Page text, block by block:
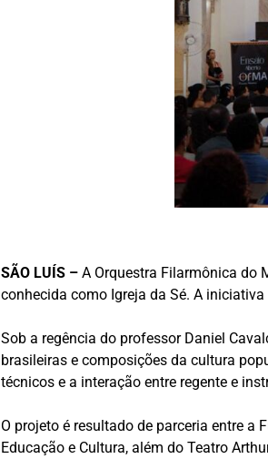
SÃO LUÍS –A Orquestra Filarmônica do
conhecida como Igreja da Sé. A
Sob a regência do professor Daniel
brasileiras e composições da cultura
técnicos e a interação entre regente e
O projeto é resultado de parceria entre a
Educação e Cultura, além doTeatro